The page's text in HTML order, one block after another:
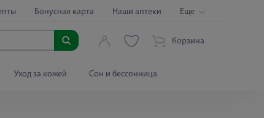
Бонусная карта Наши аптеки Еще
Корзина
Уход за кожей Сон и бессонница